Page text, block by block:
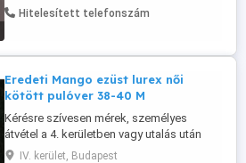
automata, vagy GLS házhoz szállítás.
Hitelesített telefonszám
Eredeti Mango ezüst lurex női
kötött pulóver 38-40 M
Kérésre szívesen mérek, személyes
átvétel a 4. kerületben vagy utalás után
postázom.
IV. kerület, Budapest